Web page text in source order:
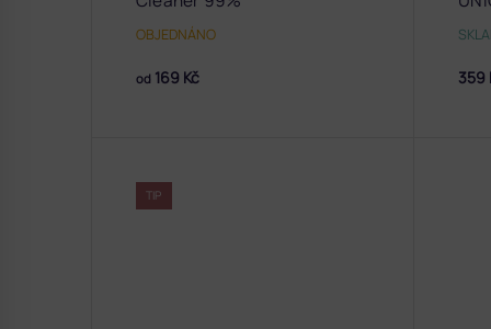
OBJEDNÁNO
od 169 Kč 359
TIP